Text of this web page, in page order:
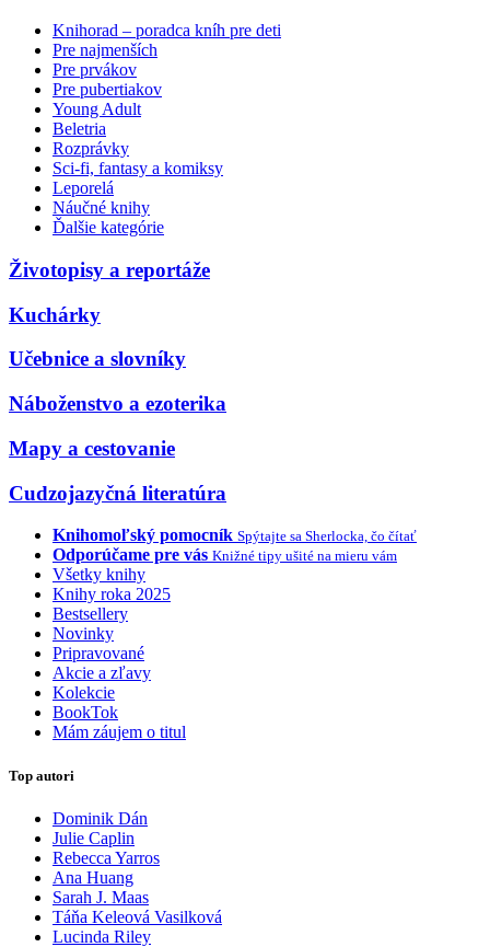
Knihorad – poradca kníh pre deti
Pre najmenších
Pre prvákov
Pre pubertiakov
Young Adult
Beletria
Rozprávky
Sci-fi, fantasy a komiksy
Leporelá
Náučné knihy
Ďalšie kategórie
Životopisy a reportáže
Kuchárky
Učebnice a slovníky
Náboženstvo a ezoterika
Mapy a cestovanie
Cudzojazyčná literatúra
Knihomoľský pomocník Spýtajte sa Sherlocka, čo čítať
Odporúčame pre vás Knižné tipy ušité na mieru vám
Všetky knihy
Knihy roka 2025
Bestsellery
Novinky
Pripravované
Akcie a zľavy
Kolekcie
BookTok
Mám záujem o titul
Top autori
Dominik Dán
Julie Caplin
Rebecca Yarros
Ana Huang
Sarah J. Maas
Táňa Keleová Vasilková
Lucinda Riley